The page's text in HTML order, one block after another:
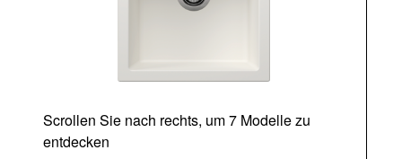
Scrollen Sie nach rechts, um 7 Modelle zu
entdecken